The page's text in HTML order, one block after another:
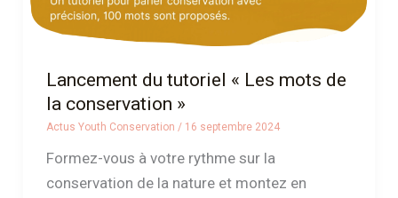
Lancement du tutoriel « Les mots de
la conservation »
Actus Youth Conservation / 16 septembre 2024
Formez-vous à votre rythme sur la
conservation de la nature et montez en